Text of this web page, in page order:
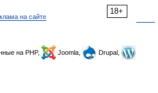
18+
на сайте
на PHP, Joomla,
Drupal,